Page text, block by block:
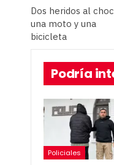
Dos heridos al
una moto y una
bicicleta
Podría
Policiales